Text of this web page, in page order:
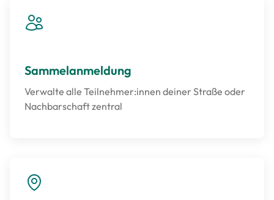
Sammelanmeldung
Verwalte alle Teilnehmer:innen deiner Straße oder
Nachbarschaft zentral